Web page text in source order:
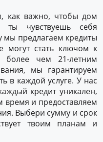
как важно, чтобы дом
чувствуешь себя
предлагаем кредиты
могут стать ключом к
чем 21-летним
мы гарантируем
в каждой услуге. У нас
кредит уникален,
и предоставляем
Выбери сумму и срок
твоим планам и